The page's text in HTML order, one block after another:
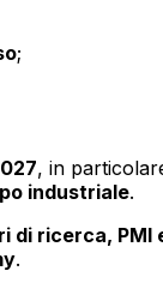
;
, in
industriale.
di ricerca,
.